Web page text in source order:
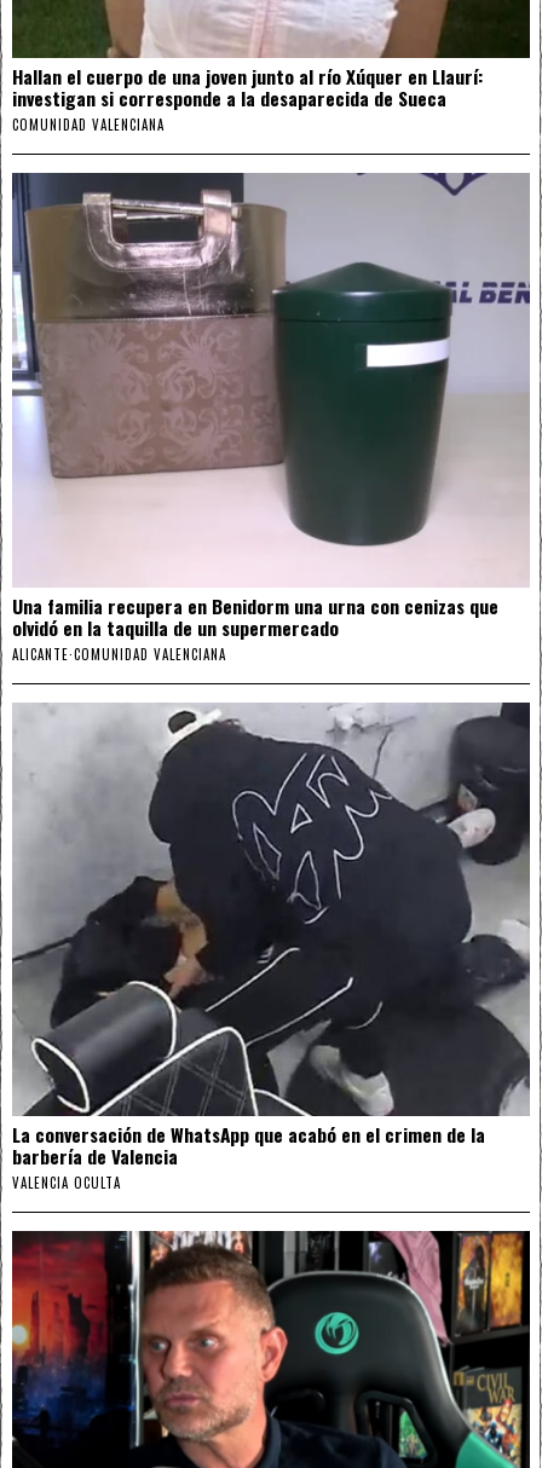
Hallan el cuerpo de una joven junto al río Xúquer en Llaurí:
investigan si corresponde a la desaparecida de Sueca
COMUNIDAD VALENCIANA
Una familia recupera en Benidorm una urna con cenizas que
olvidó en la taquilla de un supermercado
ALICANTE·COMUNIDAD VALENCIANA
La conversación de WhatsApp que acabó en el crimen de la
barbería de Valencia
VALENCIA OCULTA